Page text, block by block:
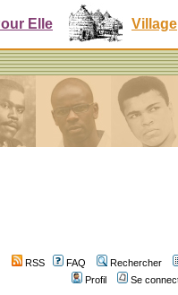
Elle Village
RSS FAQ
Rechercher
Profil
Se